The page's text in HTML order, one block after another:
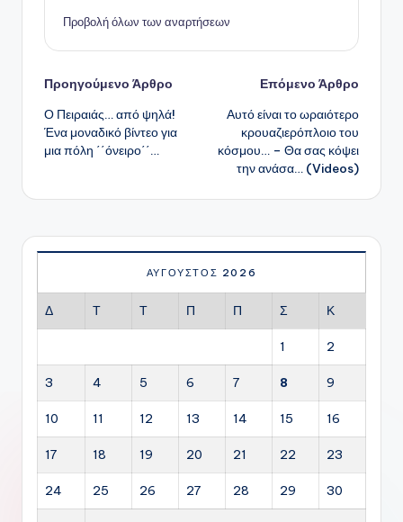
Προβολή όλων των αναρτήσεων
Πλοήγηση
δημοσιεύσεων
Προηγούμενο Άρθρο
Ο Πειραιάς… από ψηλά!
Ένα μοναδικό βίντεο για
μια πόλη ΄΄όνειρο΄΄…
Επόμενο Άρθρο
Αυτό είναι το ωραιότερο
κρουαζιερόπλοιο του
κόσμου… – Θα σας κόψει
την ανάσα… (Videos)
ΑΎΓΟΥΣΤΟΣ 2026
Δ Τ Τ Π Π Σ Κ
1 2
3 4 5 6 7 8 9
10 11 12 13 14 15 16
17 18 19 20 21 22 23
24 25 26 27 28 29 30